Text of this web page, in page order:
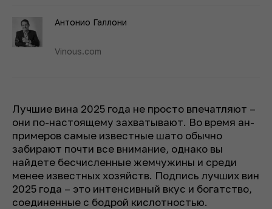
Антонио Галлони
Vinous.com
Лучшие вина 2025 года не просто впечатляют –
они по-настоящему захватывают. Во время ан-
примеров самые известные шато обычно
забирают почти все внимание, однако вы
найдете бесчисленные жемчужины и среди
менее известных хозяйств. Подпись лучших вин
2025 года – это интенсивный вкус и богатство,
соединенные с бодрой кислотностью.